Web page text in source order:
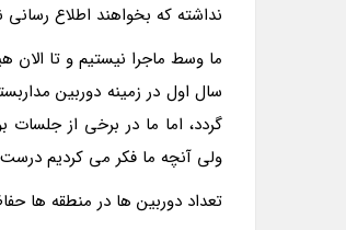
نداشته که بخواهند اطلاع رسانی
ما وسط ماجرا نیستیم و تا الان
سال اول در زمینه دوربین
گردد، اما ما در برخی از جلسات
ولی آنچه ما فکر می کردیم
تعداد دوربین ها در منطقه ها